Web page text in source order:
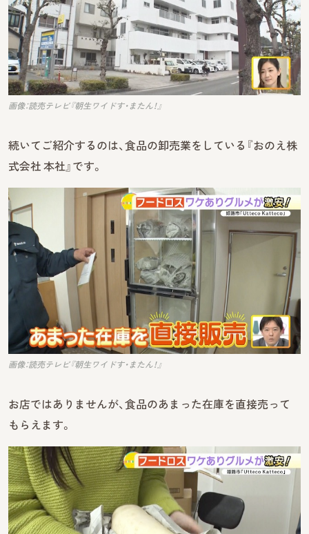
画像：読売テレビ『朝生ワイドす・またん！』
続いてご紹介するのは、食品の卸売業をしている『おのえ株
式会社 本社』です。
画像：読売テレビ『朝生ワイドす・またん！』
お店ではありませんが、食品のあまった在庫を直接売って
もらえます。